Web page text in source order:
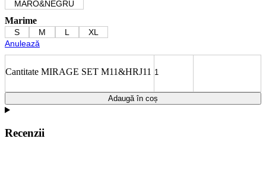
MARO&NEGRU
Marime
S M L
XL
Anulează
Cantitate MIRAGE SET M11&HRJ11
Adaugă în coș
Recenzii